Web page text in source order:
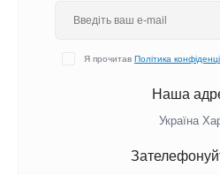
Я прочитав Політика
Наша
Україна